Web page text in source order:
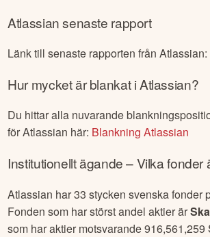
Atlassiansenaste rapport
Länk till senaste rapporten frånAtlassian:
Hur mycket är blankat iAtlassian?
Du hittar alla nuvarande
förAtlassian här: BlankningAtlassian
Institutionellt ägande – Vilka fonder
Atlassian har33 stycken svenska fonder
Fonden som har störst andel aktier är
som har aktier motsvarande916,561,259